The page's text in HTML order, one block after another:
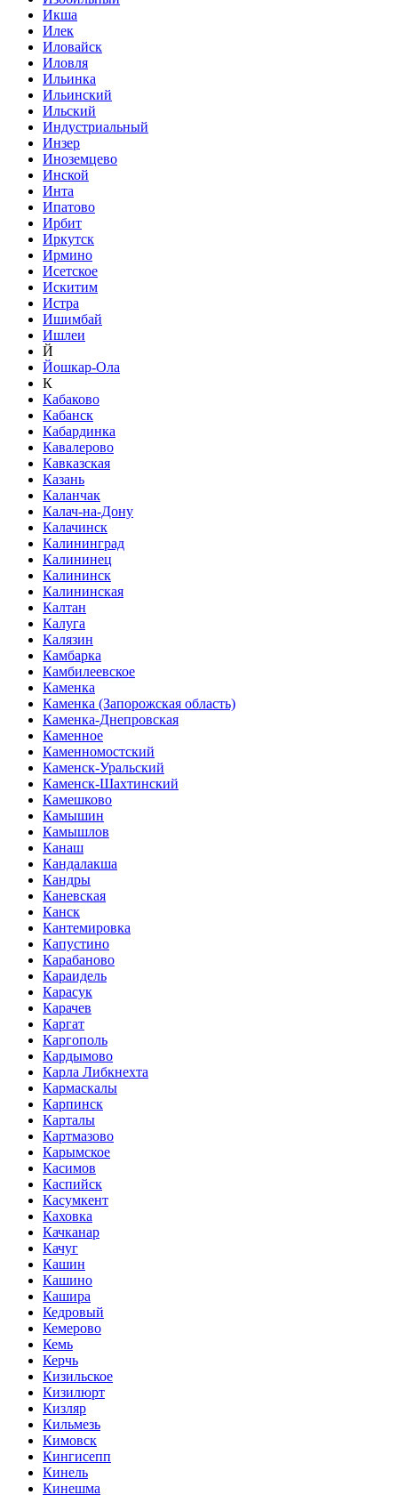
Икша
Илек
Иловайск
Иловля
Ильинка
Ильинский
Ильский
Индустриальный
Инзер
Иноземцево
Инской
Инта
Ипатово
Ирбит
Иркутск
Ирмино
Исетское
Искитим
Истра
Ишимбай
Ишлеи
Й
Йошкар-Ола
К
Кабаково
Кабанск
Кабардинка
Кавалерово
Кавказская
Казань
Каланчак
Калач-на-Дону
Калачинск
Калининград
Калининец
Калининск
Калининская
Калтан
Калуга
Калязин
Камбарка
Камбилеевское
Каменка
Каменка (Запорожская область)
Каменка-Днепровская
Каменное
Каменномостский
Каменск-Уральский
Каменск-Шахтинский
Камешково
Камышин
Камышлов
Канаш
Кандалакша
Кандры
Каневская
Канск
Кантемировка
Капустино
Карабаново
Караидель
Карасук
Карачев
Каргат
Каргополь
Кардымово
Карла Либкнехта
Кармаскалы
Карпинск
Карталы
Картмазово
Карымское
Касимов
Каспийск
Касумкент
Каховка
Качканар
Качуг
Кашин
Кашино
Кашира
Кедровый
Кемерово
Кемь
Керчь
Кизильское
Кизилюрт
Кизляр
Кильмезь
Кимовск
Кингисепп
Кинель
Кинешма